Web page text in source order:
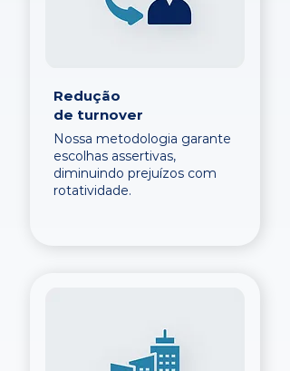
Redução
de turnover
Nossa metodologia garante
escolhas assertivas,
diminuindo prejuízos com
rotatividade.